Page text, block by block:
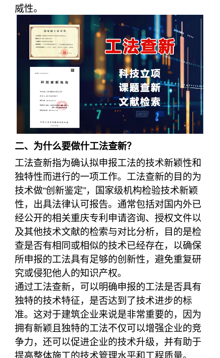
威性。
二、为什么要做什工法查新？
工法查新指为确认拟申报工法的技术新颖性和
独特性而进行的一项工作。工法查新的目的为
技术做“创新鉴定”，国家级机构检验技术新颖
性，出具法律认可报告。通常包括对国内外已
经公开的相关重庆专利申请咨询、授权文件以
及其他技术文献的检索与对比分析，目的是检
查是否有相同或相似的技术已经存在，以确保
所申报的工法具有足够的创新性，避免重复研
究或侵犯他人的知识产权。
通过工法查新，可以明确申报的工法是否具有
独特的技术特征，是否达到了技术进步的标
准。这对于建筑企业来说是非常重要的，因为
拥有新颖且独特的工法不仅可以增强企业的竞
争力，还可以促进企业的技术升级，并有助于
提高整体施工的技术管理水平和工程质量。